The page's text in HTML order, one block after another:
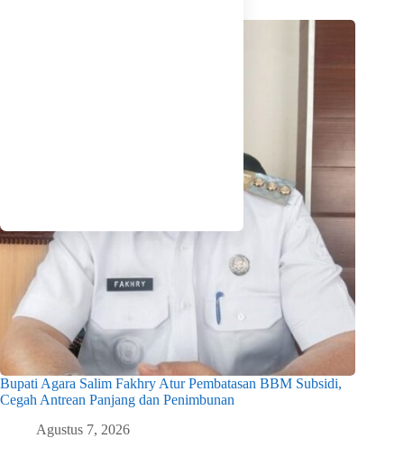
Bupati Agara Salim Fakhry Atur Pembatasan BBM Subsidi,
Cegah Antrean Panjang dan Penimbunan
Agustus 7, 2026